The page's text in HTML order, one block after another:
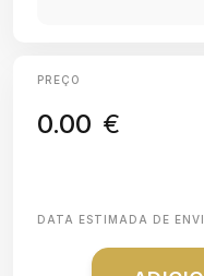
PREÇO
0.00 €
DATA ESTIMADA DE